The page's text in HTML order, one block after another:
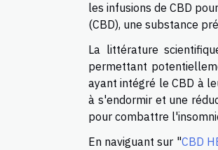
les infusions de CBD
(CBD), une substance
La littérature
permettant
ayant intégré le CBD à
à s'endormir et une
pour combattre
En naviguant sur "CBD